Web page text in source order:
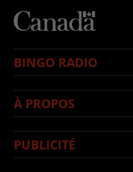
BINGO RADIO
À PROPOS
PUBLICITÉ